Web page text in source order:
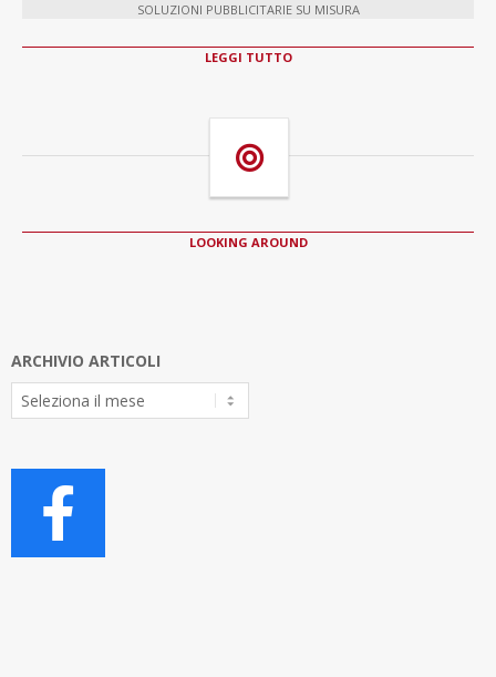
SOLUZIONI PUBBLICITARIE SU MISURA
LEGGI TUTTO
LOOKING AROUND
ARCHIVIO ARTICOLI
Archivio
Articoli